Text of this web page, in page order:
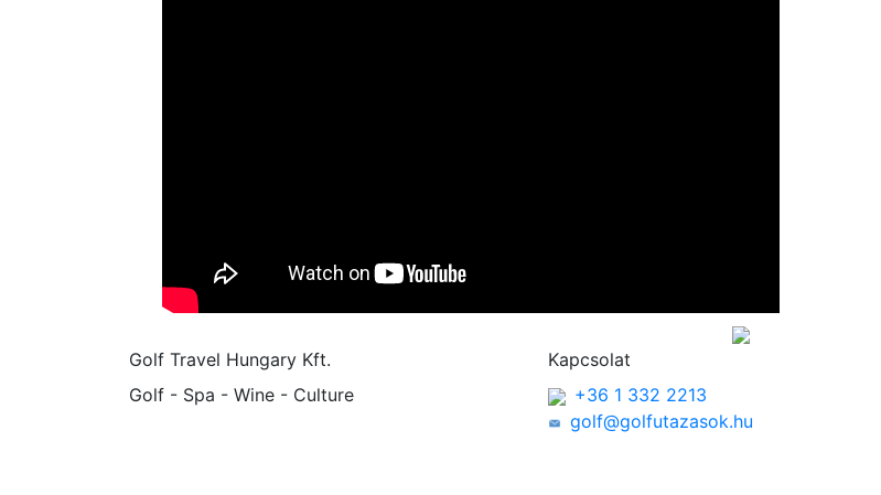
Golf Travel Hungary Kft.
Golf - Spa - Wine - Culture
Kapcsolat
+36 1 332 2213
golf@golfutazasok.hu